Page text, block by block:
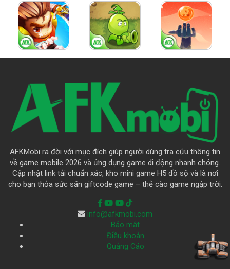
AFKMobi ra đời với mục đích giúp người dùng tra cứu thông tin
về game mobile 2026 và ứng dụng game di động nhanh chóng.
Cập nhật link tải chuẩn xác, kho mini game H5 đồ sộ và là nơi
cho bạn thỏa sức săn giftcode game – thẻ cào game ngập trời.
info@afkmobi.com
Bảo mật
Điều khoản
Quảng Cáo